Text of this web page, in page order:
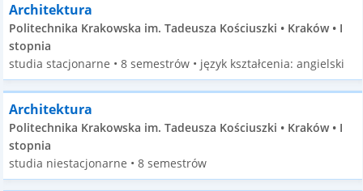
Architektura
Politechnika Krakowska im. Tadeusza Kościuszki • Kraków • I
stopnia
studia stacjonarne • 8 semestrów • język kształcenia: angielski
Architektura
Politechnika Krakowska im. Tadeusza Kościuszki • Kraków • I
stopnia
studia niestacjonarne • 8 semestrów